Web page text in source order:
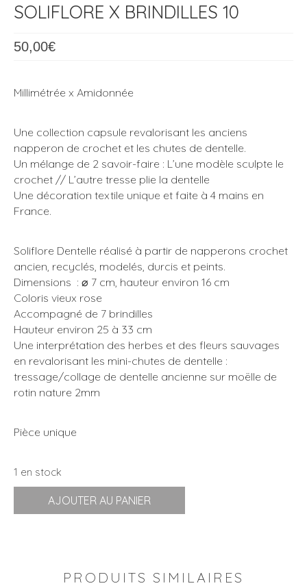
SOLIFLORE X BRINDILLES 10
50,00€
Millimétrée x Amidonnée
Une collection capsule revalorisant les anciens
napperon de crochet et les chutes de dentelle.
Un mélange de 2 savoir-faire : L’une modèle sculpte le
crochet // L’autre tresse plie la dentelle
Une décoration textile unique et faite à 4 mains en
France.
Soliflore Dentelle réalisé à partir de napperons crochet
ancien, recyclés, modelés, durcis et peints.
Dimensions : ⌀ 7 cm, hauteur environ 16 cm
Coloris vieux rose
Accompagné de 7 brindilles
Hauteur environ 25 à 33 cm
Une interprétation des herbes et des fleurs sauvages
en revalorisant les mini-chutes de dentelle :
tressage/collage de dentelle ancienne sur moëlle de
rotin nature 2mm
Pièce unique
1 en stock
quantitéAJOUTER AU PANIER
PRODUITS SIMILAIRES